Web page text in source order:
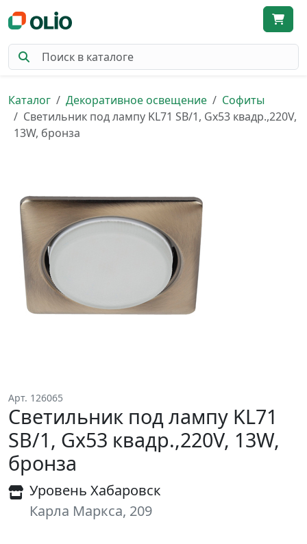
Каталог Декоративное освещение
Софиты
Светильник под лампу KL71 SB/1, Gx53 квадр.,220V,
13W, бронза
Арт. 126065
Светильник под лампу KL71
SB/1, Gx53 квадр.,220V, 13W,
бронза
Уровень Хабаровск
Карла Маркса, 209